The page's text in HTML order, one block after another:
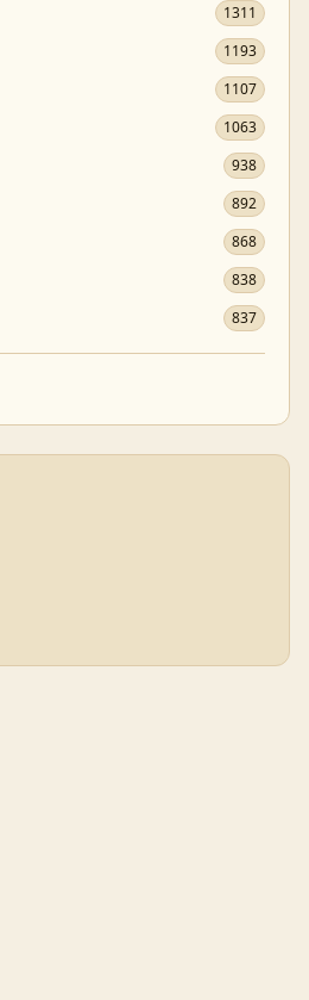
1311
1193
1107
1063
938
892
868
838
837